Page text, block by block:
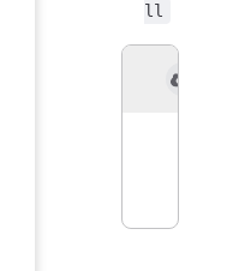
ll
窗口